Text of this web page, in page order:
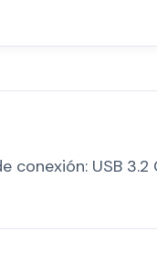
conexión: USB 3.2